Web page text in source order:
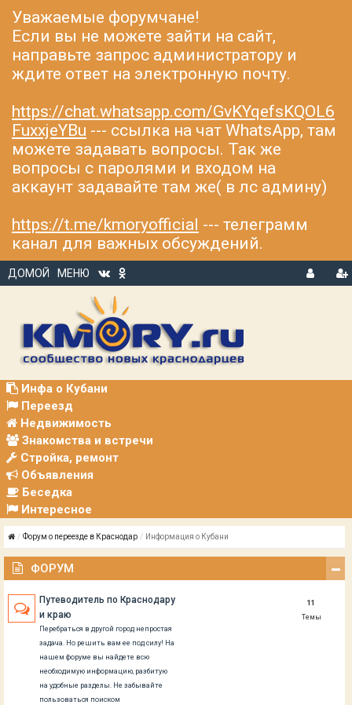
Уважаемые форумчане!
Если вы не можете зайти на сайт,
направьте запрос администратору и
ждите ответ на электронную почту.
https://chat.whatsapp.com/GvKYqefsKQOL6
FuxxjeYBu --- ссылка на чат WhatsApp, там
можете задавать вопросы. Так же
вопросы с паролями и входом на
аккаунт задавайте там же( в лс админу)
https://t.me/kmoryofficial --- телеграмм
канал для важных обсуждений.
ДОМОЙ
МЕНЮ
В
Р
Инфа о Кубани
Переезд
Недвижимость
Знакомства и встречи
Стройка, ремонт
Объявления
Беседка
Интересное
Форум о переезде в Краснодар Информация о Кубани
ФОРУМ
Путеводитель по Краснодару
и краю
Перебраться в другой город непростая
задача. Но решить вам ее под силу! На
нашем форуме вы найдете всю
необходимую информацию, разбитую
на удобные разделы. Не забывайте
пользоваться поиском
11
Темы